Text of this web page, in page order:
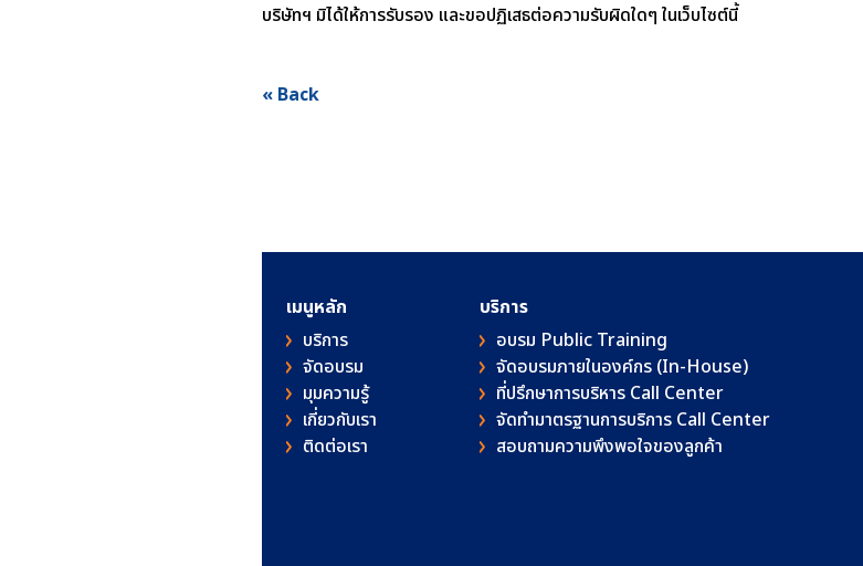
บริษัทฯ มิได้ให้การรับรอง และขอปฏิเสธต่อความรับผิดใดๆ ในเว็บไซต์นี้
« Back
เมนูหลัก
บริการ
จัดอบรม
มุมความรู้
เกี่ยวกับเรา
ติดต่อเรา
บริการ
อบรม Public Training
จัดอบรมภายในองค์กร (In-House)
ที่ปรึกษาการบริหาร Call Center
จัดทำมาตรฐานการบริการ Call Center
สอบถามความพึงพอใจของลูกค้า